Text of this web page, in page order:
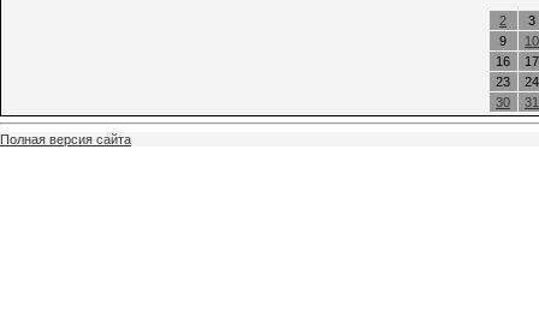
2
3
9
10
16
17
23
24
30
31
Полная версия сайта